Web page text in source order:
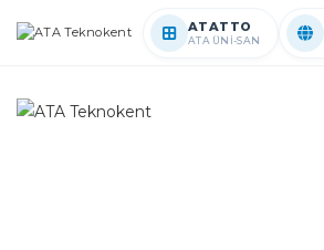
ATATTO
ATA ÜNİ-SAN